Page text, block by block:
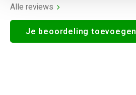
Alle reviews
Je beoordeling toevoegen